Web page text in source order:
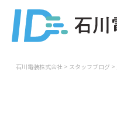
石川電装株式会社 > スタッフブログ >